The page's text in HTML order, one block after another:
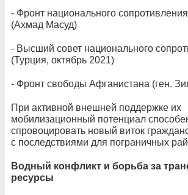
- Фронт национального
(Ахмад Масуд)
- Высший совет национального
(Турция, октябрь 2021)
- Фронт свободы Афганистана (ген.
При активной внешней поддержке их
мобилизационный потенциал
спровоцировать новый виток
с последствиями для пограничных
Водный конфликт и борьба за
ресурсы